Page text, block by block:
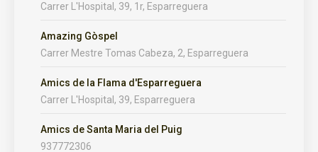
Carrer L'Hospital, 39, 1r, Esparreguera
Amazing Gòspel
Carrer Mestre Tomas Cabeza, 2, Esparreguera
Amics de la Flama d'Esparreguera
Carrer L'Hospital, 39, Esparreguera
Amics de Santa Maria del Puig
937772306